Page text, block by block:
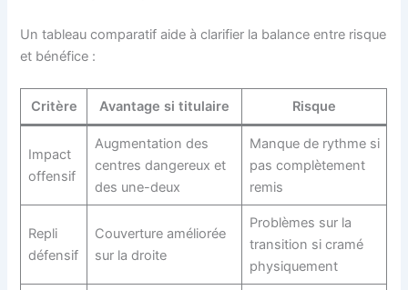
Un tableau comparatif aide à clarifier la balance entre risque
et bénéfice :
Critère Avantage si titulaire Risque
Impact
offensif
Augmentation des
centres dangereux et
des une-deux
Manque de rythme si
pas complètement
remis
Repli
défensif
Couverture améliorée
sur la droite
Problèmes sur la
transition si cramé
physiquement